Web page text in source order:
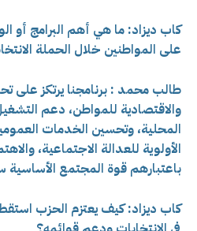
كاب ديزاد: ما هي أهم البرامج أو
على المواطنين خلال الحملة
طالب محمد : برنامجنا يرتكز على
والاقتصادية للمواطن، دعم
المحلية، وتحسين الخدمات
الأولوية للعدالة الاجتماعية،
باعتبارهم قوة المجتمع الأساسية
كاب ديزاد: كيف يعتزم الحزب